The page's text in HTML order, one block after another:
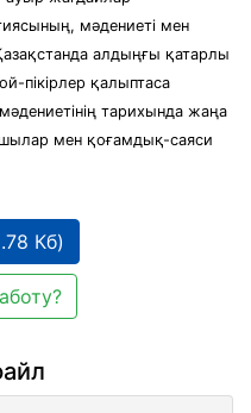
мәдениеті мен
алдыңғы қатарлы
пікірлер қалыптаса
тарихында жаңа
мен қоғамдық-саяси
Кб)